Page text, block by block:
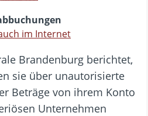
im Internet
Brandenburg berichtet,
sie über unautorisierte
Beträge von ihrem Konto
Unternehmen